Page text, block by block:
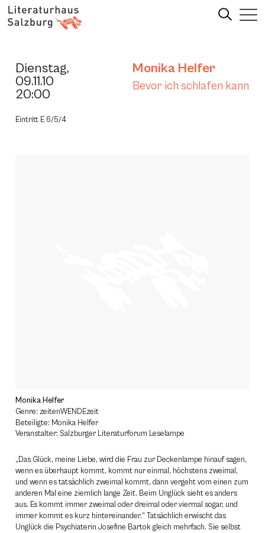
Dienstag,
09.11.10
20:00
Monika Helfer
Bevor ich schlafen kann
Eintritt E 6/5/4
Monika Helfer
Genre: zeitenWENDEzeit
Beteiligte: Monika Helfer
Veranstalter: Salzburger Literaturforum Leselampe
„Das Glück, meine Liebe, wird die Frau zur Deckenlampe hinauf sagen,
wenn es überhaupt kommt, kommt nur einmal, höchstens zweimal,
und wenn es tatsächlich zweimal kommt, dann vergeht vom einen zum
anderen Mal eine ziemlich lange Zeit. Beim Unglück sieht es anders
aus. Es kommt immer zweimal oder dreimal oder viermal sogar, und
immer kommt es kurz hintereinander.“ Tatsächlich erwischt das
Unglück die Psychiaterin Josefine Bartok gleich mehrfach. Sie selbst